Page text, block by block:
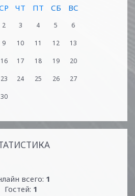
ЧТ ПТ СБ ВС
2 3 4 5 6
9 10 11 12 13
16 17 18 19 20
23 24 25 26 27
30
всего: 1
Гостей: 1